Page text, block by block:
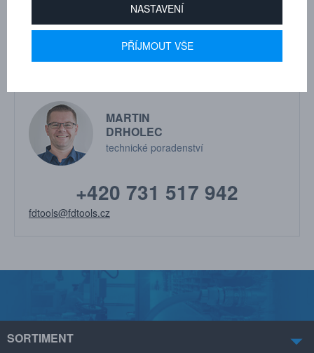
Cena na dotaz Cena na dotaz
MARTIN
DRHOLEC
technické poradenství
+420 731 517 942
fdtools@fdtools.cz
SORTIMENT
NASTAVENÍ
PŘÍJMOUT VŠE